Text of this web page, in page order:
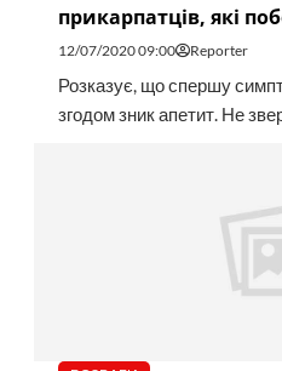
прикарпатців, які
12/07/2020 09:00 Reporter
Розказує, що спершу
згодом зник апетит. Не